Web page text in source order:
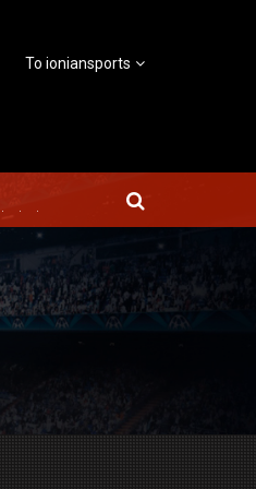
Το ioniansports